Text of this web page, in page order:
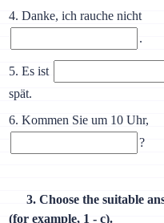
4. Danke, ich rauche nicht
.
5. Es ist
spät.
6. Kommen Sie um 10 Uhr,
?
3. Choose the suitable
(for example, 1 - с).